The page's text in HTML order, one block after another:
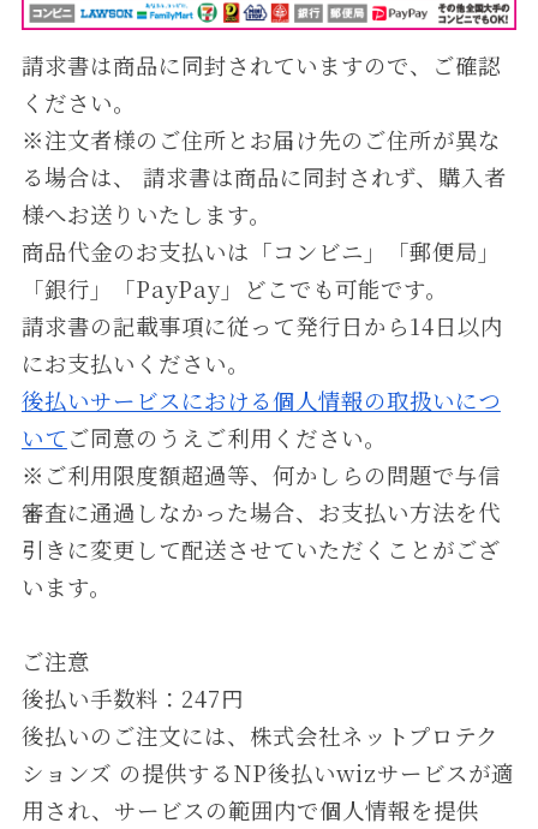
請求書は商品に同封されていますので、ご確認
ください。
※注⽂者様のご住所とお届け先のご住所が異な
る場合は、 請求書は商品に同封されず、購⼊者
様へお送りいたします。
商品代⾦のお⽀払いは「コンビニ」「郵便局」
「銀⾏」「PayPay」どこでも可能です。
請求書の記載事項に従って発⾏⽇から14⽇以内
にお⽀払いください。
後払いサービスにおける個人情報の取扱いにつ
いてご同意のうえご利用ください。
※ご利用限度額超過等、何かしらの問題で与信
審査に通過しなかった場合、お支払い方法を代
引きに変更して配送させていただくことがござ
います。
ご注意
後払い⼿数料：247円
後払いのご注⽂には、株式会社ネットプロテク
ションズ の提供するNP後払いwizサービスが適
⽤され、サービスの範囲内で個⼈情報を提供